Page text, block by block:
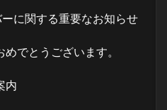
に関する重要なお知らせ
でとうございます。
内